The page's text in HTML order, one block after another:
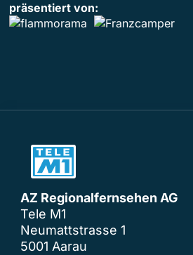
präsentiert von:
AZ Regionalfernsehen AG
Tele M1
Neumattstrasse 1
5001 Aarau